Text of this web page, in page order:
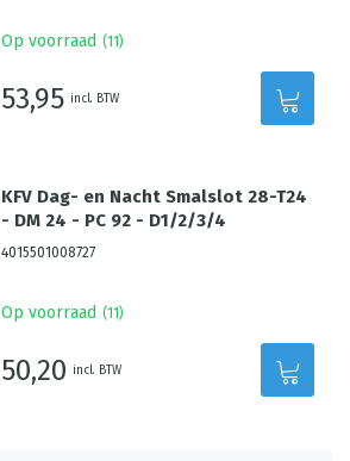
Op voorraad (11 )
53,95 incl. BTW
KFV Dag- en Nacht Smalslot 28-T24
- DM 24 - PC 92 - D1/2/3/4
4015501008727
Op voorraad (11 )
50,20 incl. BTW